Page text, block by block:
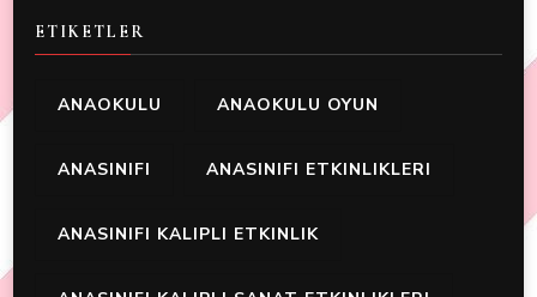
ETIKETLER
ANAOKULU ANAOKULU OYUN
ANASINIFI ANASINIFI ETKINLIKLERI
ANASINIFI KALIPLI ETKINLIK